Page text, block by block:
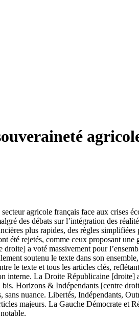
agricole français face aux crises
des débats sur l’intégration des
plus rapides, des règles
été rejetés, comme ceux proposant
a voté massivement pour
soutenu le texte dans son
le texte et tous les articles clés,
La Droite Républicaine [droite]
Horizons & Indépendants [centre
nuance. Libertés, Indépendants,
majeurs. La Gauche Démocrate et